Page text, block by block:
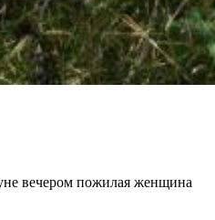
вечером пожилая женщина